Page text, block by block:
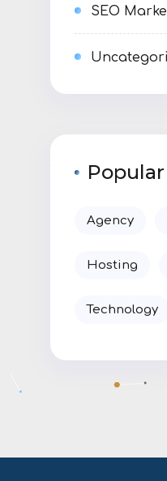
SEO
Agency
Hosting
Technology